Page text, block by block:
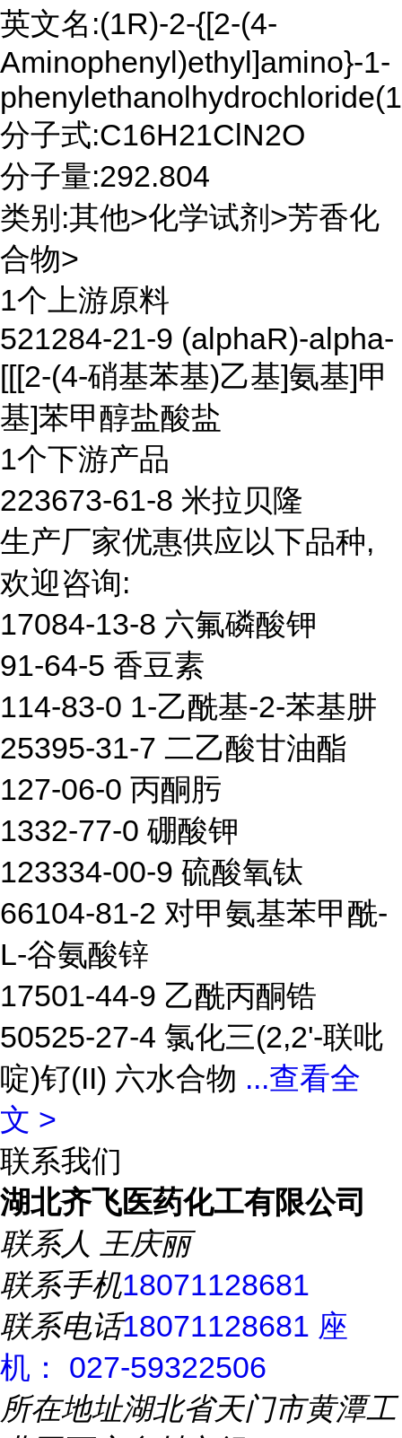
英文名:(1R)-2-{[2-(4-
Aminophenyl)ethyl]amino}-1-
分子式:C16H21ClN2O
分子量:292.804
类别:其他>化学试剂>芳香化
合物>
1个上游原料
521284-21-9 (alphaR)-alpha-
[[[2-(4-硝基苯基)乙基]氨基]甲
基]苯甲醇盐酸盐
1个下游产品
223673-61-8 米拉贝隆
生产厂家优惠供应以下品种,
欢迎咨询:
17084-13-8 六氟磷酸钾
91-64-5 香豆素
114-83-0 1-乙酰基-2-苯基肼
25395-31-7 二乙酸甘油酯
127-06-0 丙酮肟
1332-77-0 硼酸钾
123334-00-9 硫酸氧钛
66104-81-2 对甲氨基苯甲酰-
L-谷氨酸锌
17501-44-9 乙酰丙酮锆
50525-27-4 氯化三(2,2'-联吡
啶)钌(II) 六水合物 ...查看全
文 >
联系我们
湖北齐飞医药化工有限公司
联系人 王庆丽
联系手机18071128681
联系电话18071128681 座
机： 027-59322506
所在地址湖北省天门市黄潭工